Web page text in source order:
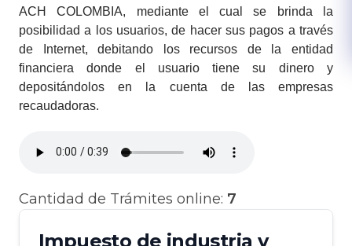
ACH COLOMBIA, mediante el cual se brinda la
posibilidad a los usuarios, de hacer sus pagos a través
de Internet, debitando los recursos de la entidad
financiera donde el usuario tiene su dinero y
depositándolos en la cuenta de las empresas
recaudadoras.​​​
Cantidad de Trámites online: 7
Impuesto de industria y